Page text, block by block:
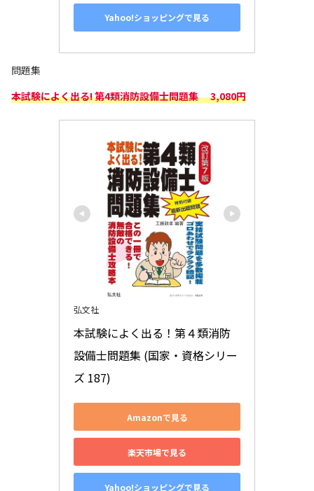
Yahoo!ショッピングで見る
問題集
本試験によく出る! 第4類消防設備士問題集 3,080円
弘文社
本試験によく出る！第４類消防
設備士問題集 (国家・資格シリー
ズ 187)
Amazonで見る
楽天市場で見る
Yahoo!ショッピングで見る